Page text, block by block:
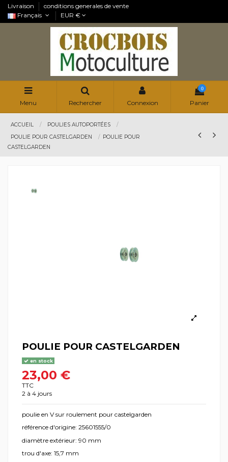
Livraison
conditions generales de vente
Français
EUR €
Menu Rechercher Connexion
0
Panier
ACCUEIL
POULIES AUTOPORTÉES
POULIE POUR CASTELGARDEN
POULIE POUR
CASTELGARDEN
POULIE POUR CASTELGARDEN
en stock
23,00 €
TTC
2 à 4 jours
poulie en V sur roulement pour castelgarden
référence d'origine: 25601555/0
diamètre extérieur: 90 mm
trou d'axe: 15,7 mm